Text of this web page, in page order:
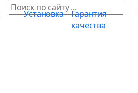
Установка
Гарантия
качества